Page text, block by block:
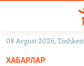
Асосий
08 Avgust 2026,
ХАБАРЛАР